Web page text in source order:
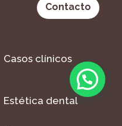
Contacto
Casos clínicos
Estética dental